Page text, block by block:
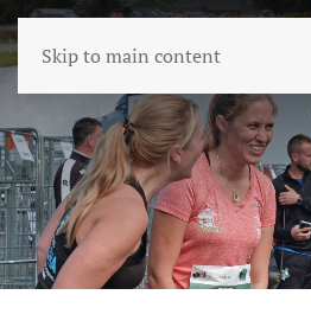
Skip to main content